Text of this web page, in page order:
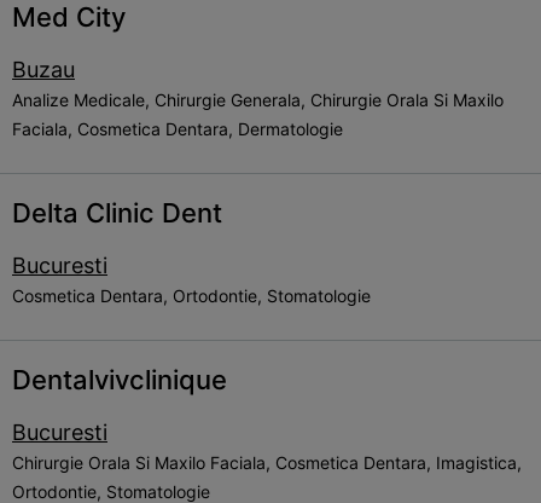
Med City
Buzau
Analize Medicale, Chirurgie Generala, Chirurgie Orala Si Maxilo
Faciala, Cosmetica Dentara, Dermatologie
Delta Clinic Dent
Bucuresti
Cosmetica Dentara, Ortodontie, Stomatologie
Dentalvivclinique
Bucuresti
Chirurgie Orala Si Maxilo Faciala, Cosmetica Dentara, Imagistica,
Ortodontie, Stomatologie